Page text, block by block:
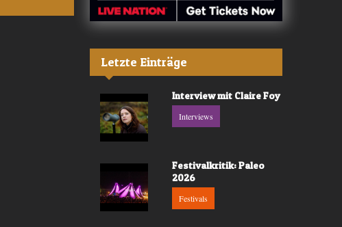
Letzte Einträge
Interview mit Claire Foy
Interviews
Festivalkritik: Paleo
2026
Festivals